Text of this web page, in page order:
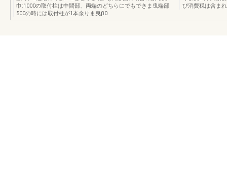
巾:1000の取付柱は中間部、両端のどちらにでもできま曳端部
500の時には取付柱が1本余りま曳β0
び消費税は含ま